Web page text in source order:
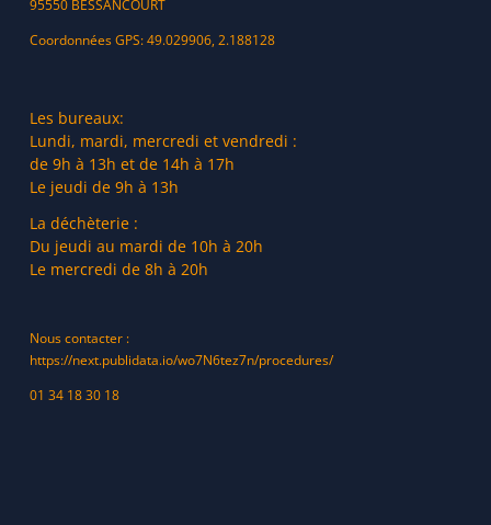
95550 BESSANCOURT
Coordonnées GPS: 49.029906, 2.188128
Les bureaux:
Lundi, mardi, mercredi et vendredi :
de 9h à 13h et de 14h à 17h
Le jeudi de 9h à 13h
La déchèterie :
Du jeudi au mardi de 10h à 20h
Le mercredi de 8h à 20h
Nous contacter :
https://next.publidata.io/wo7N6tez7n/procedures/
01 34 18 30 18